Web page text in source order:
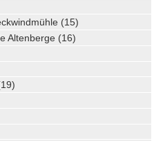
(15)
Altenberge (16)